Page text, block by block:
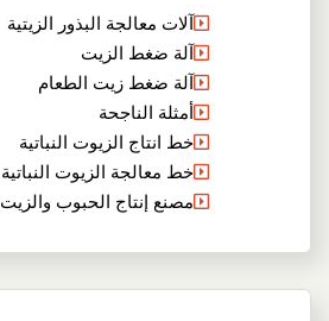
آلات معالجة البذور الزيتية
آلة ضغط الزيت
آلة ضغط زيت الطعام
أمثلة الناجحة
خط انتاج الزيوت النباتية
خط معالجة الزيوت النباتية
مصنع إنتاج الحبوب والزيت